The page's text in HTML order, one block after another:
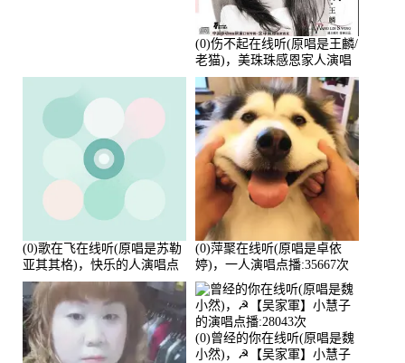
(0)伤不起在线听(原唱是王麟/
老猫)，美珠珠感恩家人演唱
点播:80218次
(0)歌在飞在线听(原唱是苏勒
亚其其格)，快乐的人演唱点
播:36次
(0)萍聚在线听(原唱是卓依
婷)，一人演唱点播:35667次
(0)曾经的你在线听(原唱是魏
小然)，☭【吴家軍】小慧子